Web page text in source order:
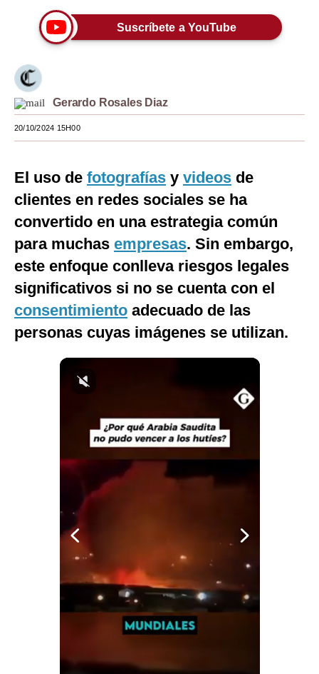
Viajes
Estilos
Mundo
EEUU
España
Internacional
Tecnología
Club del Suscriptor
Mix
G de Gestión
Suscríbete a YouTube
Gerardo Rosales Diaz
20/10/2024 15H00
El uso de fotografías y videos de
clientes en redes sociales se ha
convertido en una estrategia común
para muchas empresas. Sin embargo,
este enfoque conlleva riesgos legales
significativos si no se cuenta con el
consentimiento adecuado de las
personas cuyas imágenes se utilizan.